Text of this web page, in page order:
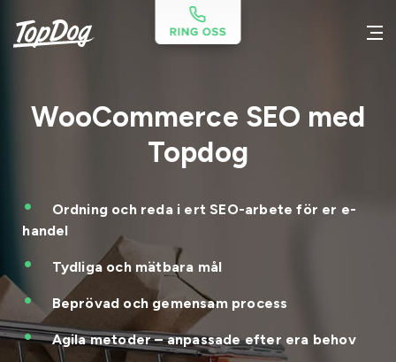
WooCommerce SEO med
Topdog
Ordning och reda i ert SEO-arbete för er e-
handel
Tydliga och mätbara mål
Beprövad och gemensam process
Agila metoder – anpassade efter era behov